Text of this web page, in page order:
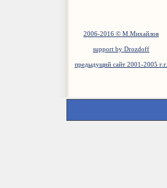
2006-2016 © М.Михайлов
support by Drozdoff
предыдущий сайт 2001-2005 г.г.